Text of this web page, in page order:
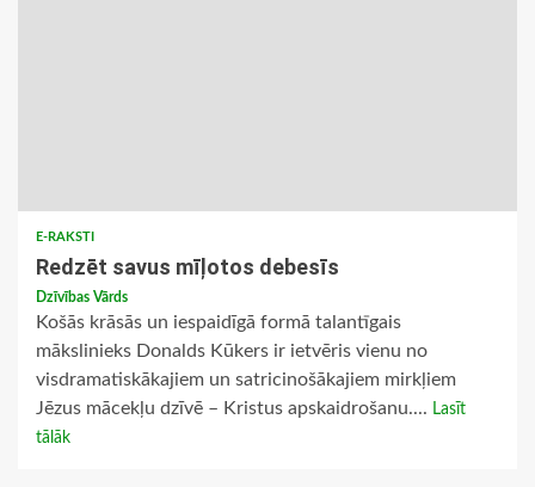
E-RAKSTI
Redzēt savus mīļotos debesīs
Dzīvības Vārds
Košās krāsās un iespaidīgā formā talantīgais
mākslinieks Donalds Kūkers ir ietvēris vienu no
visdramatiskākajiem un satricinošākajiem mirkļiem
Jēzus mācekļu dzīvē – Kristus apskaidrošanu.... Lasīt
tālāk